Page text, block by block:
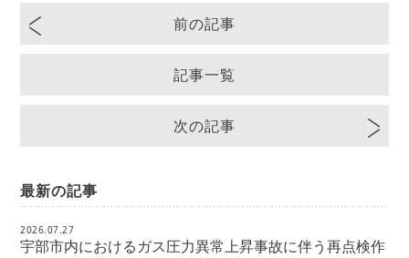
前の記事
記事一覧
次の記事
最新の記事
2026.07.27
宇部市内におけるガス圧力異常上昇事故に伴う再点検作